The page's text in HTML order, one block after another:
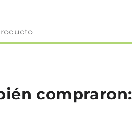
compraron: